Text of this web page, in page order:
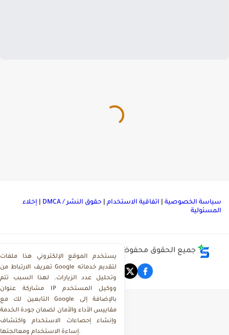
الخصوصية|اتفاقية الاستخدام|حقوق النشر / DMCA |إخلاء
جميع الحقوق محفوظة © مركز تحميل ملفات ذاكرولي
يستخدم الموقع الإلكتروني هذا ملفات
تعريف الارتباط من Google لتقديم خدماته
وتحليل عدد الزيارات. لهذا السبب تتم
مشاركة عنوان IP ووكيل المستخدم
التابعين لك مع Google بالإضافة إلى
مقاييس الأداء والأمان لضمان جودة الخدمة
وإنشاء إحصاءات الاستخدام واكتشاف